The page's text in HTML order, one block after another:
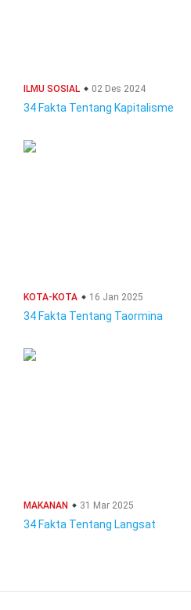
ILMU SOSIAL 02 Des 2024
34 Fakta Tentang Kapitalisme
KOTA-KOTA 16 Jan 2025
34 Fakta Tentang Taormina
MAKANAN 31 Mar 2025
34 Fakta Tentang Langsat